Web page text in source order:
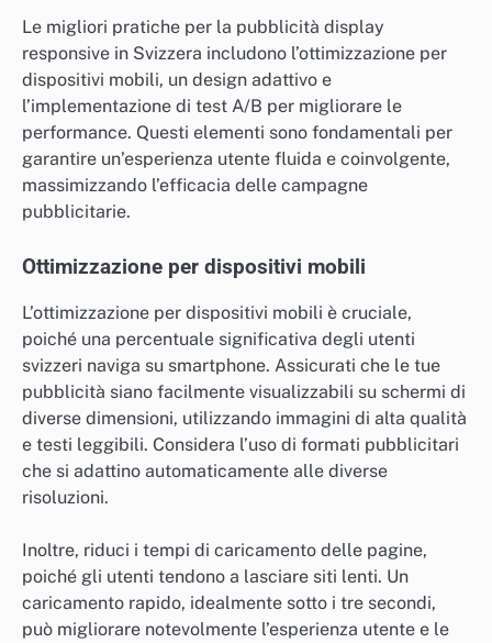
Le migliori pratiche per la pubblicità display
responsive in Svizzera includono l’ottimizzazione per
dispositivi mobili, un design adattivo e
l’implementazione di test A/B per migliorare le
performance. Questi elementi sono fondamentali per
garantire un’esperienza utente fluida e coinvolgente,
massimizzando l’efficacia delle campagne
pubblicitarie.
Ottimizzazione per dispositivi mobili
L’ottimizzazione per dispositivi mobili è cruciale,
poiché una percentuale significativa degli utenti
svizzeri naviga su smartphone. Assicurati che le tue
pubblicità siano facilmente visualizzabili su schermi di
diverse dimensioni, utilizzando immagini di alta qualità
e testi leggibili. Considera l’uso di formati pubblicitari
che si adattino automaticamente alle diverse
risoluzioni.
Inoltre, riduci i tempi di caricamento delle pagine,
poiché gli utenti tendono a lasciare siti lenti. Un
caricamento rapido, idealmente sotto i tre secondi,
può migliorare notevolmente l’esperienza utente e le